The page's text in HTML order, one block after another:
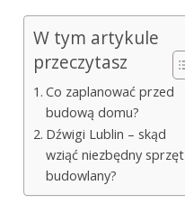
W tym artykule
przeczytasz
Co zaplanować przed
budową domu?
Dźwigi Lublin – skąd
wziąć niezbędny sprzęt
budowlany?